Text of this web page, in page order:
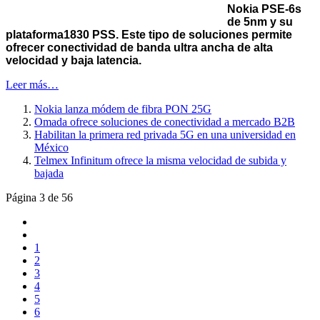
Nokia PSE-6s
de 5nm y su
plataforma1830 PSS. Este tipo de soluciones permite
ofrecer conectividad de banda ultra ancha de alta
velocidad y baja latencia.
Leer más…
Nokia lanza módem de fibra PON 25G
Omada ofrece soluciones de conectividad a mercado B2B
Habilitan la primera red privada 5G en una universidad en
México
Telmex Infinitum ofrece la misma velocidad de subida y
bajada
Página 3 de 56
1
2
3
4
5
6